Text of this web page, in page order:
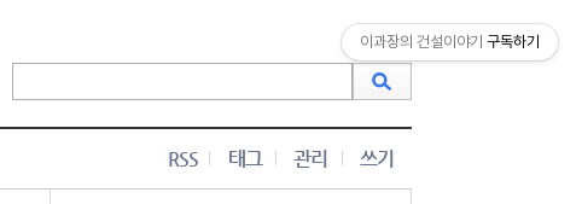
RSS 태그 관리 쓰기
이과장의 건설이야기 구독하기